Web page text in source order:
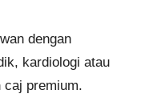
dengan
kardiologi atau
caj premium.